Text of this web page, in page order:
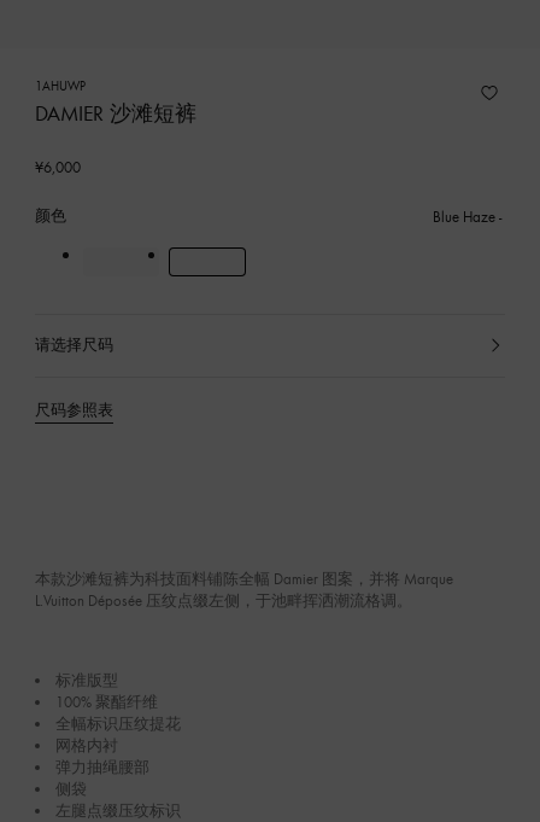
1AHUWP
DAMIER 沙滩短裤
¥6,000
颜色 Blue Haze
请选择尺码
已
品
尺码参照表
本款沙滩短裤为科技面料铺陈全幅 Damier 图案，并将 Marque
L.Vuitton Déposée 压纹点缀左侧，于池畔挥洒潮流格调。
标准版型
100% 聚酯纤维
全幅标识压纹提花
网格内衬
弹力抽绳腰部
侧袋
左腿点缀压纹标识